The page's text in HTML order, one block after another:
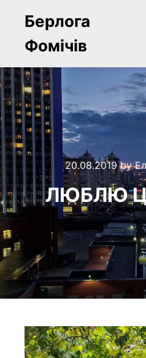
Берлога
Фомічів
20.08.2019by
ЛЮБЛЮ